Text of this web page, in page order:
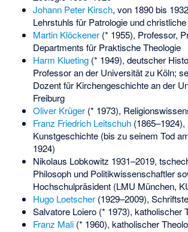
Johann Peter Kirsch, von 1890 bis
Lehrstuhls für Patrologie und
Martin Klöckener(* 1955), Professor,
Departments für Praktische Theologie
Harm Klueting(* 1949), deutscher
Professor an der Universität zu Köln;
Dozent für Kirchengeschichte an der
Freiburg
Oliver Krüger(* 1973),
Franz Friedrich Leitschuh(1865–1924),
Kunstgeschichte (bis zu seinem Tod
1924)
Nikolaus Lobkowitz 1931–2019,
Philosoph und Politikwissenschaftler
Hochschulpräsident (LMU München,
Hugo Loetscher(1929–2009),
Salvatore Loiero(* 1973), katholischer
Franz Mali(* 1960), katholischer